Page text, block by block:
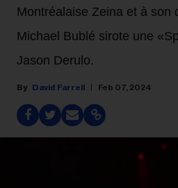
Montréalaise Zeina et à son
Michael Bublé sirote une
Jason Derulo.
David Farrell Feb 07, 2024